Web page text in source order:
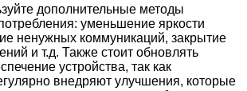
дополнительные методы
уменьшение яркости
ненужных коммуникаций, закрытие
и т.д. Также стоит обновлять
устройства, так как
внедряют улучшения, которые